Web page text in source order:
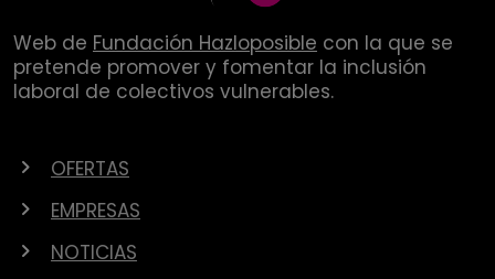
Web de Fundación Hazloposible con la que se
pretende promover y fomentar la inclusión
laboral de colectivos vulnerables.
OFERTAS
EMPRESAS
NOTICIAS